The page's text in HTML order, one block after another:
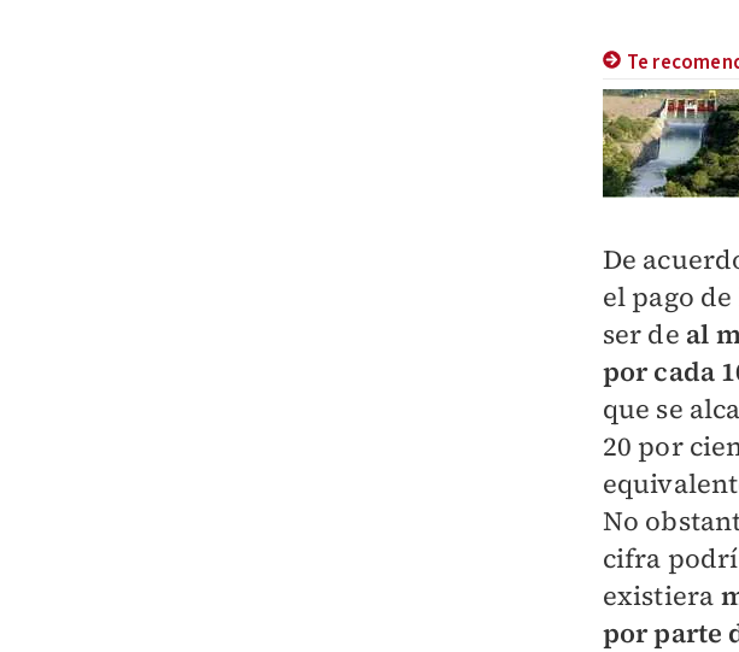
Te
​De
el pago
ser de al
por cada
que se
20 por
No
cifra
existiera
por parte